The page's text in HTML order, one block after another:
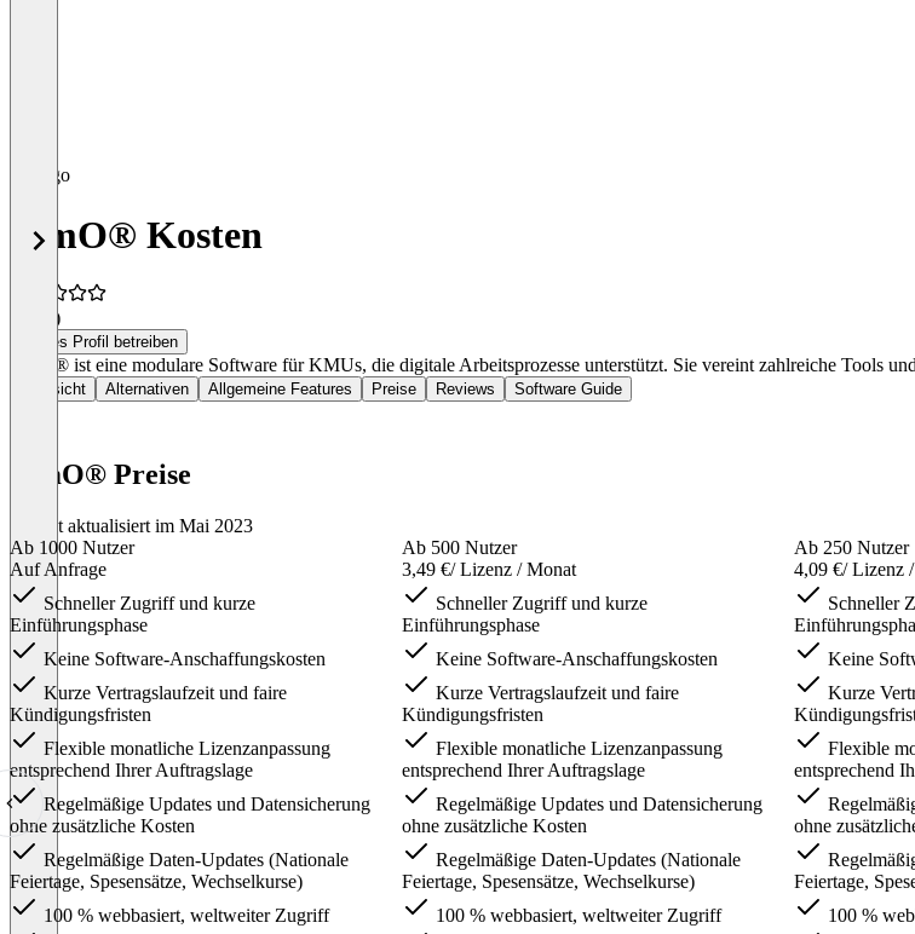
TimO® Kosten
(2)
Dieses Profil betreiben
TimO® ist eine modulare Software für KMUs, die digitale Arbeitsprozesse unterstützt. Sie vereint zahlreiche Tools
Übersicht Alternativen Allgemeine Features Preise Reviews Software Guide
TimO® Preise
Zuletzt aktualisiert im Mai 2023
Ab 1000 Nutzer
Auf Anfrage
Schneller Zugriff und kurze
Einführungsphase
Keine Software-Anschaffungskosten
Kurze Vertragslaufzeit und faire
Kündigungsfristen
Flexible monatliche Lizenzanpassung
entsprechend Ihrer Auftragslage
Regelmäßige Updates und Datensicherung
ohne zusätzliche Kosten
Regelmäßige Daten-Updates (Nationale
Feiertage, Spesensätze, Wechselkurse)
100 % webbasiert, weltweiter Zugriff
Ab 500 Nutzer
3,49 €/ Lizenz / Monat
Schneller Zugriff und kurze
Einführungsphase
Keine Software-Anschaffungskosten
Kurze Vertragslaufzeit und faire
Kündigungsfristen
Flexible monatliche Lizenzanpassung
entsprechend Ihrer Auftragslage
Regelmäßige Updates und Datensicherung
ohne zusätzliche Kosten
Regelmäßige Daten-Updates (Nationale
Feiertage, Spesensätze, Wechselkurse)
100 % webbasiert, weltweiter Zugriff
Ab 250 Nutzer
4,09 €/ Lizenz
Schneller
Keine
Kurze
Flexible
entsprechend
ohne
Feiertage,
100 %